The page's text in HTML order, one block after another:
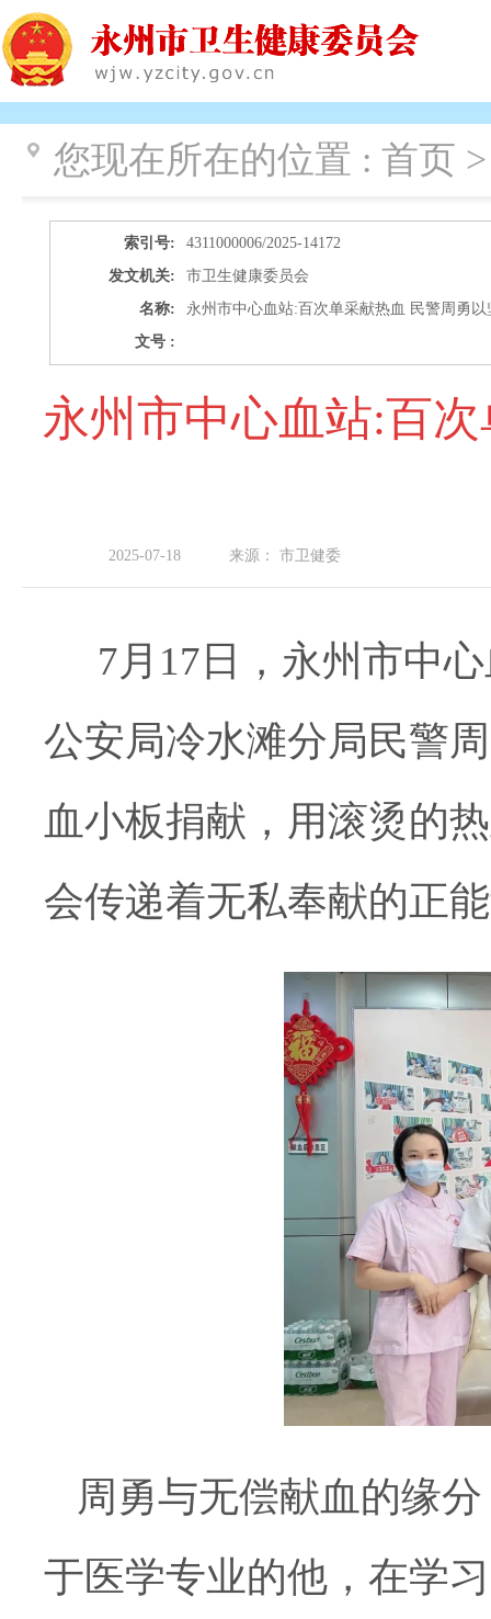
您现在所在的位置 : 首页
索引号:
4311000006/2025-14172
发文机关:
市卫生健康委员会
名称:
永州市中心血站:百次单采献热血 民警周勇
文号 :
永州市中心血站:百
2025-07-18 来源： 市卫健委
7月 17 日，永州市中
公安局冷水滩分局民警
血小板捐献，用滚烫的
会传递着无私奉献的正
周勇与无偿献血的缘
于医学专业的他，在学